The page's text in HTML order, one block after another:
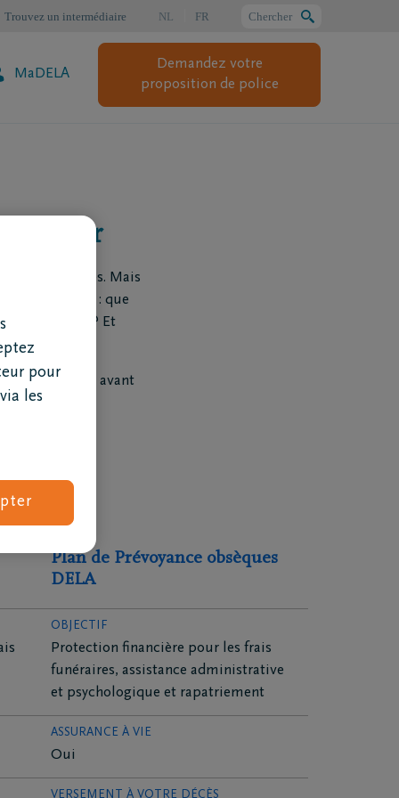
Chercher
Trouvez un intermédiaire NL FR
Demandez votre
proposition de police
MaDELA
Chercher
clair
vos proches. Mais
aperçu clair : que
? Et
et pratique avant
Plan de Prévoyance obsèques
DELA
OBJECTIF
Protection financière pour les frais
funéraires, assistance administrative
et psychologique et rapatriement
ASSURANCE À VIE
Oui
VERSEMENT À VOTRE DÉCÈS
pour
les